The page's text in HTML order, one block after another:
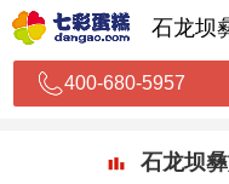
石龙坝
400-680-5957
石龙坝